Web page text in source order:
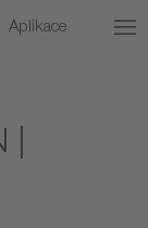
Aplikace